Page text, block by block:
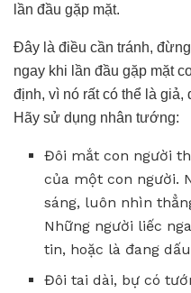
lần đầu gặp mặt.
Đây là điều cần tránh,
ngay khi lần đầu gặp mặt
định, vì nó rất có thể là
Hãy sử dụng nhân tướng:
Đôi mắt con người
của một con người.
sáng, luôn nhìn
Những người liếc
tin, hoặc là đang
Đôi tai dài, bự có